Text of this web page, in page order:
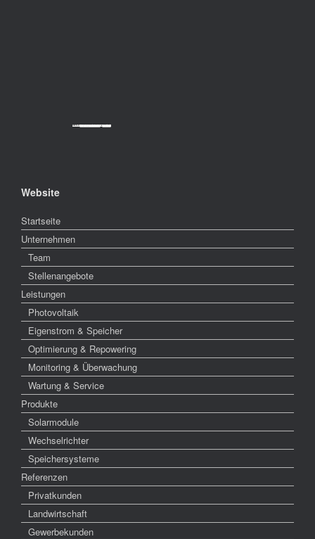
Powered by &cheap tickets
Website
Startseite
Unternehmen
Team
Stellenangebote
Leistungen
Photovoltaik
Eigenstrom & Speicher
Optimierung & Repowering
Monitoring & Überwachung
Wartung & Service
Produkte
Solarmodule
Wechselrichter
Speichersysteme
Referenzen
Privatkunden
Landwirtschaft
Gewerbekunden